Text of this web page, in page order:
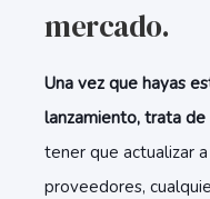
mercado.
Una vez que hayas
lanzamiento, trata
tener que actualizar
proveedores,